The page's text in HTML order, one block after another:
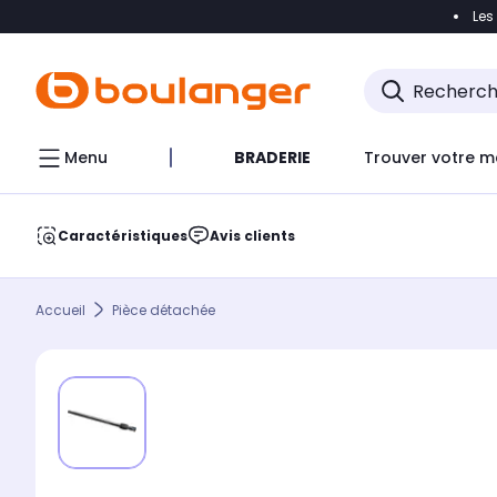
Accéder
Menu BRADERIE Trouver votre
Caractéristiques Avis clients
Accueil Pièce détachée